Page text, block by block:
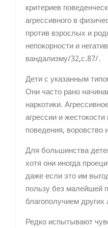
критериев
агрессивного в
против взрослых и
непокорности и
вандализму/32,с.87/.
Дети с указанным
Они часто рано
наркотики.
агрессии и
поведения, воровство
Для большинства
хотя они иногда
даже если это им
пользу без малейшей
благополучием
Редко испытывают